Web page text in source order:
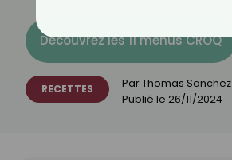
Découvrez les 11 menus CROQ
RECETTES ParThomas Sanchez
Publié le 26/11/2024